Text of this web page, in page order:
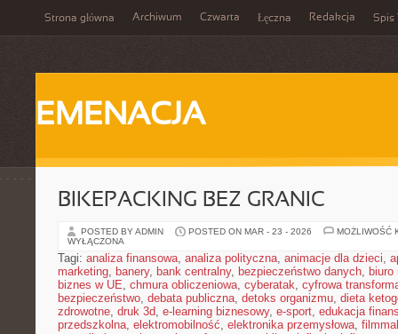
Strona główna Archiwum Czwarta Łęczna Redakcja Spis
EMENACJA
BIKEPACKING BEZ GRANIC
POSTED BY ADMIN POSTED ON MAR - 23 - 2026
MOŻLIWOŚĆ
WYŁĄCZONA
Tagi: analiza finansowa, analiza polityczna, animacje dla dzieci,
marketing, banery, bank centralny, bezpieczeństwo danych, biuro
biznes w UE, chmura obliczeniowa, cyberatak, cyfrowa
bezpieczeństwo, debata publiczna, detoks organizmu, dieta
zdrowotne, druk 3d, e-learning biznesowy, e-sport, edukacja
przedszkolna, elektromobilność, elektronika przemysłowa,